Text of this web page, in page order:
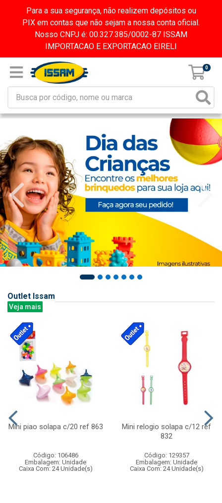
Para a sua segurança, não realizem depósitos ou
PIX em contas que não sejam a nossa conta oficial.
Nosso CNPJ é: 00.327.385/0002-87 ISSAM
IMPORTACAO E EXPORTACAO EIRELI
0
Outlet Issam
Veja mais
Mini piao solapa c/20 ref 863
Código: 106486
Embalagem: Unidade
Caixa Com: 24 Unidade(s)
Mini relogio solapa c/12 ref
832
Código: 129357
Embalagem: Unidade
Caixa Com: 24 Unidade(s)